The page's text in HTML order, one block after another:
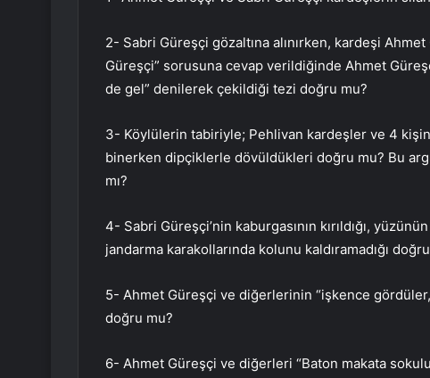
2- Sabri Güreşçi gözaltına alınırken, kardeşi Ahmet
Güreşçi” sorusuna cevap verildiğinde Ahmet
de gel” denilerek çekildiği tezi doğru mu?
3- Köylülerin tabiriyle; Pehlivan kardeşler ve 4
binerken dipçiklerle dövüldükleri doğru mu? Bu
mı?
4- Sabri Güreşçi’nin kaburgasının kırıldığı,
jandarma karakollarında kolunu kaldıramadığı
5- Ahmet Güreşçi ve diğerlerinin “işkence
doğru mu?
6- Ahmet Güreşçi ve diğerleri “Baton makata